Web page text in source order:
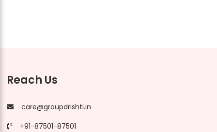
Reach Us
care@groupdrishti.in
+91-87501-87501